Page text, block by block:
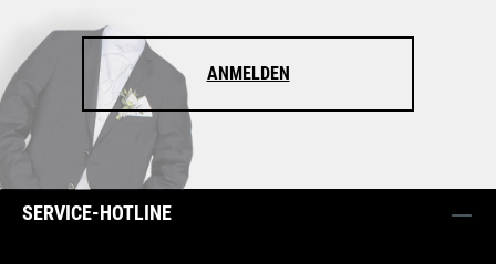
ANMELDEN
SERVICE-HOTLINE